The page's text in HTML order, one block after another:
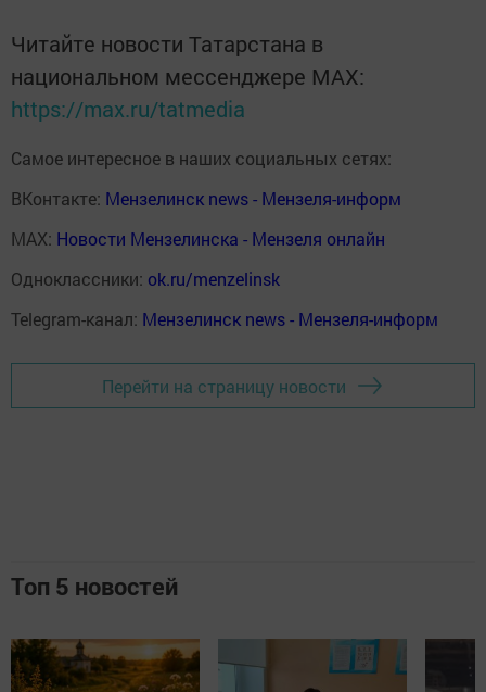
Читайте новости Татарстана в
национальном мессенджере MАХ:
https://max.ru/tatmedia
Самое интересное в наших социальных сетях:
ВКонтакте: Мензелинск news - Мензеля-информ
MAX: Новости Мензелинска - Мензеля онлайн
Одноклассники: ok.ru/menzelinsk
Telegram-канал: Мензелинск news - Мензеля-информ
Перейти на страницу новости
Топ 5 новостей